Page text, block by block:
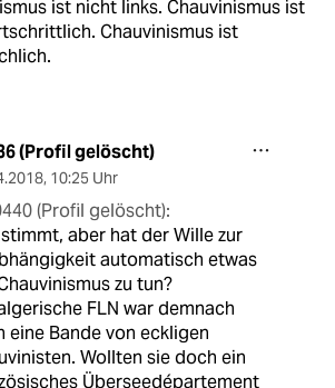
ist nicht links. Chauvinismus ist
Chauvinismus ist
(Profil gelöscht)
, 10:25 Uhr
(Profil gelöscht):
aber hat der Wille zur
automatisch etwas
zu tun?
FLN war demnach
eine Bande von eckligen
Wollten sie doch ein
Überseedépartement